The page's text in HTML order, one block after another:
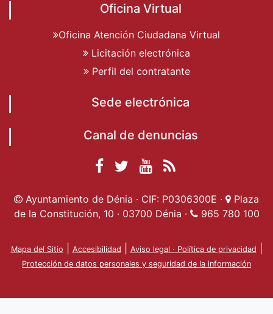
Oficina Virtual
Oficina Atención Ciudadana Virtual
Licitación electrónica
Perfil del contratante
Sede electrónica
Canal de denuncias
Facebook
Ayuntamiento de
Dénia
Ayuntamiento de
Dénia
Ayuntamiento
de Dénia
Actualidad
Ayuntamiento de Dénia · CIF: P0306300E ·
Plaza
de la Constitución, 10 · 03700 Dénia ·
965 780 100
Mapa del Sitio Accesibilidad Aviso legal · Política de privacidad
Protección de datos personales y seguridad de la información